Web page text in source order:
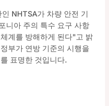
NHTSA가 차량 안전 기
니아 주의 특수 요구 사항
계를 방해하게 된다"고 밝
부가 연방 기준의 시행을
표명한 것입니다.